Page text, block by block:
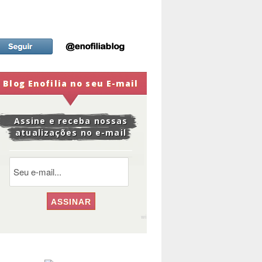
Blog Enofilia no seu E-mail
Assine e receba nossas
atualizações no e-mail
widge